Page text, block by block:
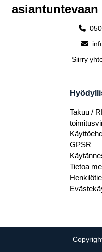
Siirry
Takuu /
GPSR
Tietoa